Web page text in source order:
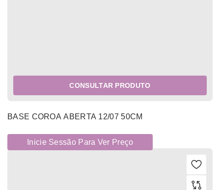
CONSULTAR PRODUTO
BASE COROA ABERTA 12/07 50CM
Inicie Sessão Para Ver Preço